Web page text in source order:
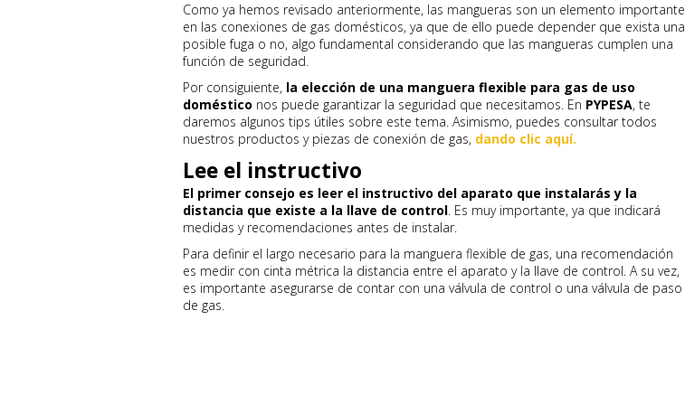
Como ya hemos revisado anteriormente, las mangueras son un elemento importante
en las conexiones de gas domésticos, ya que de ello puede depender que exista una
posible fuga o no, algo fundamental considerando que las mangueras cumplen una
función de seguridad.
Por consiguiente, la elección de una manguera flexible para gas de uso
doméstico nos puede garantizar la seguridad que necesitamos. En PYPESA, te
daremos algunos tips útiles sobre este tema. Asimismo, puedes consultar todos
nuestros productos y piezas de conexión de gas, dando clic aquí.
Lee el instructivo
El primer consejo es leer el instructivo del aparato que instalarás y la
distancia que existe a la llave de control. Es muy importante, ya que indicará
medidas y recomendaciones antes de instalar.
Para definir el largo necesario para la manguera flexible de gas, una recomendación
es medir con cinta métrica la distancia entre el aparato y la llave de control. A su vez,
es importante asegurarse de contar con una válvula de control o una válvula de paso
de gas.